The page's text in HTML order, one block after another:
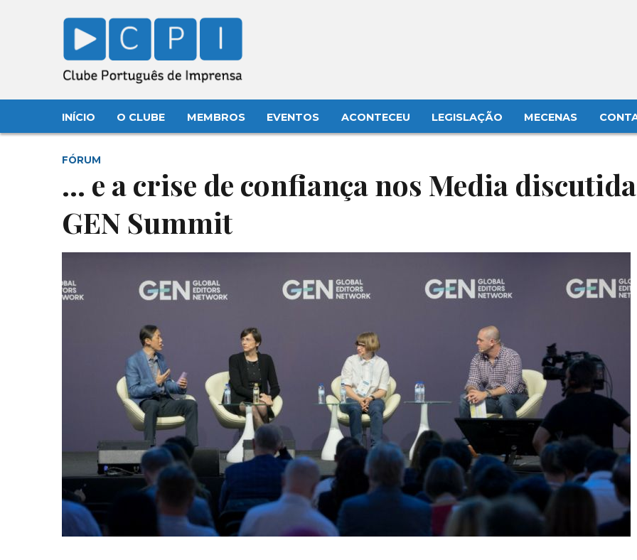
INÍCIO O CLUBE MEMBROS EVENTOS ACONTECEU LEGISLAÇÃO MECENAS
FÓRUM
… e a crise de confiança nos Media
GEN Summit